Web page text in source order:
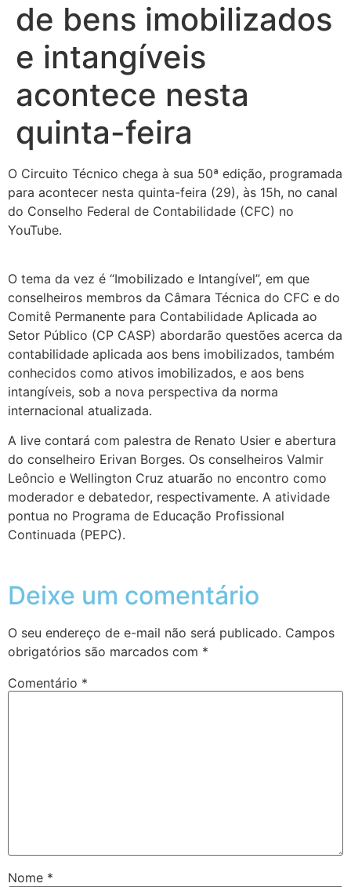
de bens imobilizados
e intangíveis
acontece nesta
quinta-feira
O Circuito Técnico chega à sua 50ª edição, programada
para acontecer nesta quinta-feira (29), às 15h, no canal
do Conselho Federal de Contabilidade (CFC) no
YouTube.
O tema da vez é “Imobilizado e Intangível”, em que
conselheiros membros da Câmara Técnica do CFC e do
Comitê Permanente para Contabilidade Aplicada ao
Setor Público (CP CASP) abordarão questões acerca da
contabilidade aplicada aos bens imobilizados, também
conhecidos como ativos imobilizados, e aos bens
intangíveis, sob a nova perspectiva da norma
internacional atualizada.
A live contará com palestra de Renato Usier e abertura
do conselheiro Erivan Borges. Os conselheiros Valmir
Leôncio e Wellington Cruz atuarão no encontro como
moderador e debatedor, respectivamente. A atividade
pontua no Programa de Educação Profissional
Continuada (PEPC).
Deixe um comentário
O seu endereço de e-mail não será publicado. Campos
obrigatórios são marcados com *
Comentário *
Nome *